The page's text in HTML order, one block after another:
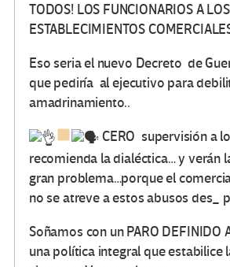
TODOS! LOS FUNCIONARIOS A LOS
ESTABLECIMIENTOS
Eso seria el nuevo Decreto de
que pediría al ejecutivo para
amadrinamiento..
CERO supervisión a
recomienda la dialéctica… y verán
gran problema…porque el
no se atreve a estos abusos des_
Soñamos con un PARO DEFINIDO
una política integral que